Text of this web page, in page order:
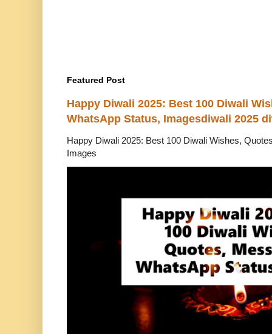
Featured Post
Happy Diwali 2025: Best 100 Diwali
WhatsApp Status, Imagesdiwali 2025
Happy Diwali 2025: Best 100 Diwali Wishes,
Images